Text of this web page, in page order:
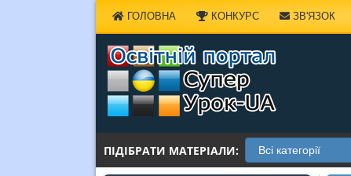
ГОЛОВНА КОНКУРС ЗВ'ЯЗОК
ПІДІБРАТИ МАТЕРІАЛИ: